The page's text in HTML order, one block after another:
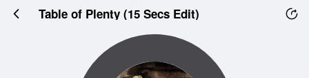
Table of Plenty (15 Secs Edit)